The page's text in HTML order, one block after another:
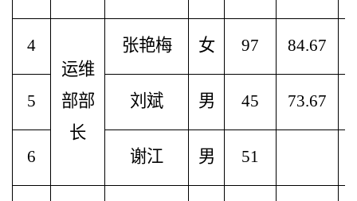
4
运维
部部
长
张艳梅 女 97 84.67
5 刘斌 男 45 73.67
6 谢江 男 51